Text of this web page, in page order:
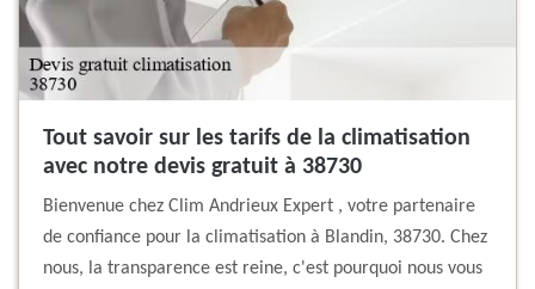
Tout savoir sur les tarifs de la climatisation
avec notre devis gratuit à 38730
Bienvenue chez Clim Andrieux Expert , votre partenaire
de confiance pour la climatisation à Blandin, 38730. Chez
nous, la transparence est reine, c'est pourquoi nous vous